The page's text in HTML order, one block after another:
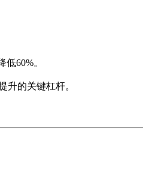
60%。
升的关键杠杆。